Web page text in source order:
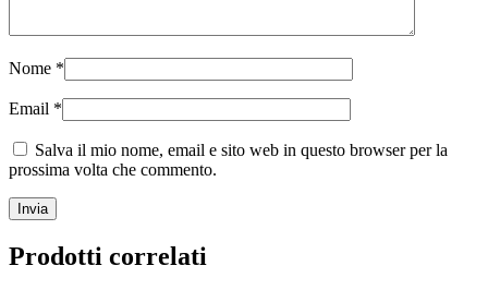
Nome *
Email *
Salva il mio nome, email e sito web in questo browser per la
prossima volta che commento.
Prodotti correlati